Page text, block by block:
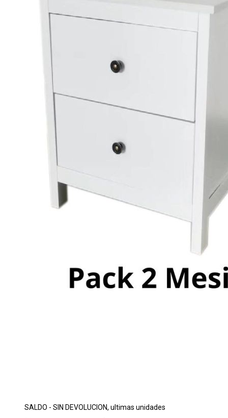
SALDO - SIN DEVOLUCION, ultimas unidades